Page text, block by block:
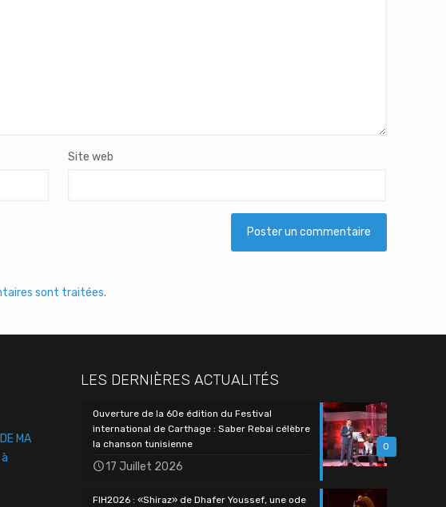
Site web
sont traitées.
MA
LES DERNIÈRES ACTUALITÉS
0
Ouverture de la 60e édition du Festival
international de Carthage : Saber Rebai célèbre
la chanson tunisienne
17 Juillet 2026
FIH2026 : «Shiraz» de Dhafer Youssef, une ode